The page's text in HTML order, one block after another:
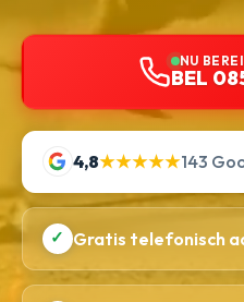
NU
BEL
4,8★★★★★143
✓ Gratis telefonisch